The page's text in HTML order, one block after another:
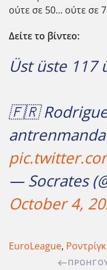
ούτε σε 50... ούτε σε
Δείτε το βίντεο:
Üst üste 117
🇫🇷
antrenmanda
— Socrates
October 4,
EuroLeague,